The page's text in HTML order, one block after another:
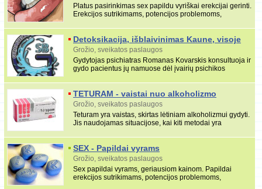
Platus pasirinkimas sex papildu vyriškai erekcijai gerinti.
Erekcijos sutrikimams, potencijos problemoms,
Detoksikacija, išblaivinimas Kaune, visoje
Lietuvoje
Grožio, sveikatos paslaugos
Gydytojas psichiatras Romanas Kovarskis konsultuoja ir
gydo pacientus jų namuose dėl įvairių psichikos
TETURAM - vaistai nuo alkoholizmo
Grožio, sveikatos paslaugos
Teturam yra vaistas, skirtas lėtiniam alkoholizmui gydyti.
Jis naudojamas situacijose, kai kiti metodai yra
SEX - Papildai vyrams
Grožio, sveikatos paslaugos
Sex papildai vyrams, geriausiom kainom. Papildai
erekcijos sutrikimams, potencijos problemoms,